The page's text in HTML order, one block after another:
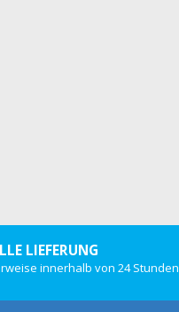
LIEFERUNG
innerhalb von 24 Stunden